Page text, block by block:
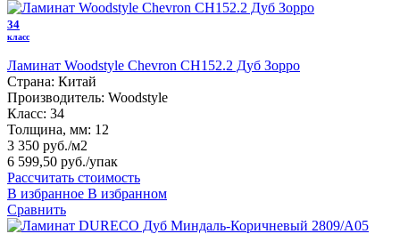
34
класс
Ламинат Woodstyle Chevron CH152.2 Дуб Зорро
Страна: Китай
Производитель: Woodstyle
Класс: 34
Толщина, мм: 12
3 350 руб./м2
6 599,50 руб./упак
Рассчитать стоимость
В избранное В избранном
Сравнить